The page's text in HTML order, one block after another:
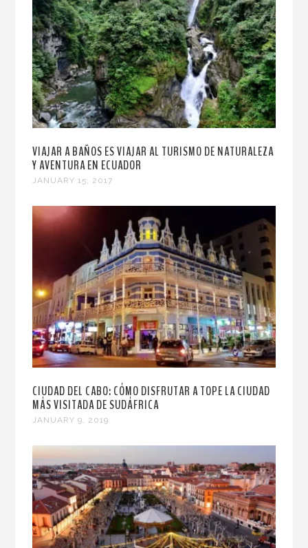
VIAJAR A BAÑOS ES VIAJAR AL TURISMO DE NATURALEZA
Y AVENTURA EN ECUADOR
JANUARY 15, 2017
CIUDAD DEL CABO: CÓMO DISFRUTAR A TOPE LA CIUDAD
MÁS VISITADA DE SUDÁFRICA
JANUARY 9, 2019